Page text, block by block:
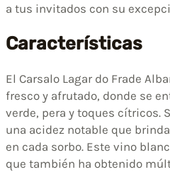
a tus invitados con su
Características
El Carsalo Lagar do Frade
fresco y afrutado, donde se
verde, pera y toques cítricos.
una acidez notable que
en cada sorbo. Este vino
que también ha obtenido